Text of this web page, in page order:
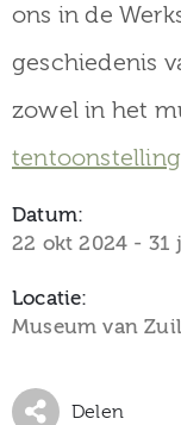
ons in de
geschiedenis
zowel in het
tentoonstelling
Datum:
22 okt 2024 - 31
Locatie:
Museum van
Delen